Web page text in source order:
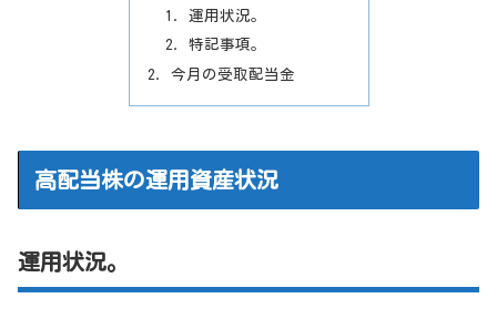
運用状況。
特記事項。
今月の受取配当金
高配当株の運用資産状況
運用状況。